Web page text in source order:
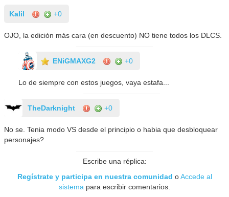
Kalil +0
OJO, la edición más cara (en descuento) NO tiene todos los DLCS.
ENiGMAXG2 +0
Lo de siempre con estos juegos, vaya estafa...
TheDarknight +0
No se. Tenia modo VS desde el principio o habia que desbloquear
personajes?
Escribe una réplica:
Regístrate y participa en nuestra comunidad oAccede al
sistema para escribir comentarios.